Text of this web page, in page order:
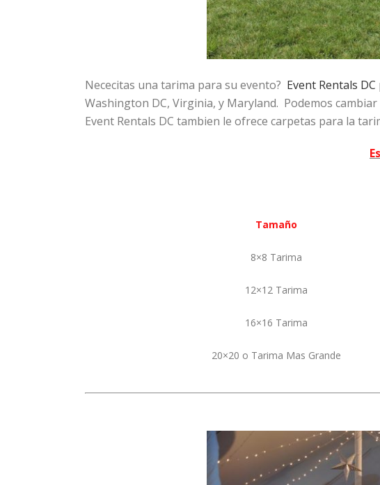
Nececitas una tarima para su evento? Event Rentals DC
Washington DC, Virginia, y Maryland. Podemos
Event Rentals DC tambien le ofrece carpetas para la
Tamaño
8×8 Tarima
12×12 Tarima
16×16 Tarima
20×20 o Tarima Mas Grande